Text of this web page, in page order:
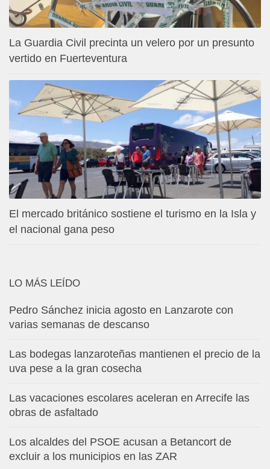
La Guardia Civil precinta un velero por un presunto
vertido en Fuerteventura
El mercado británico sostiene el turismo en la Isla y
el nacional gana peso
LO MÁS LEÍDO
Pedro Sánchez inicia agosto en Lanzarote con
varias semanas de descanso
Las bodegas lanzaroteñas mantienen el precio de la
uva pese a la gran cosecha
Las vacaciones escolares aceleran en Arrecife las
obras de asfaltado
Los alcaldes del PSOE acusan a Betancort de
excluir a los municipios en las ZAR